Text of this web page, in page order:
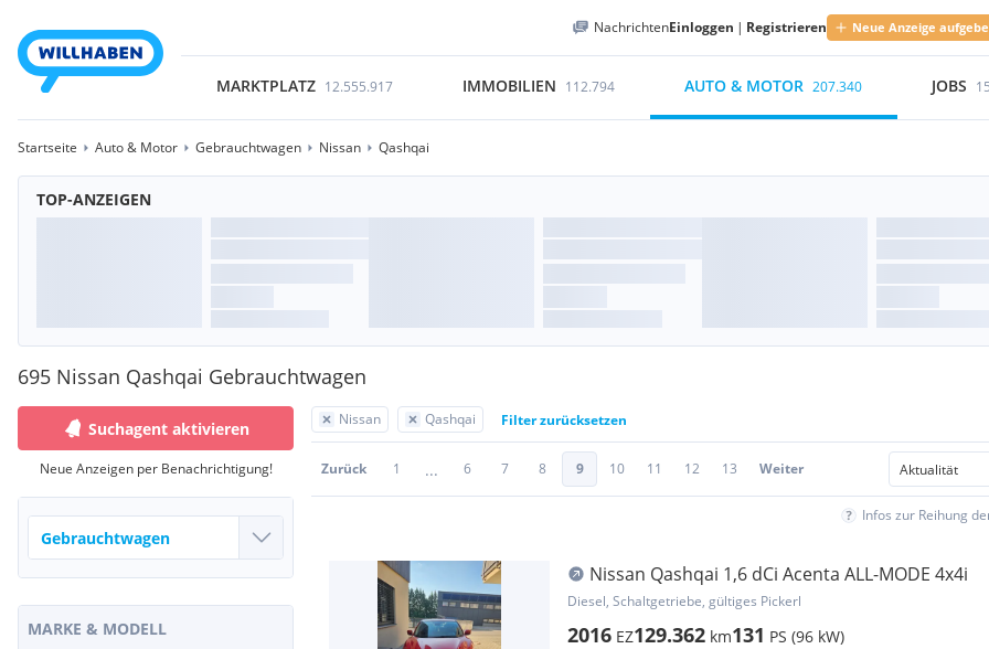
NachrichtenEinloggen | Registrieren Neue Anzeige
MARKTPLATZ 12.555.917 IMMOBILIEN 112.794 AUTO & MOTOR 207.340 JOBS
Startseite Auto & Motor Gebrauchtwagen Nissan Qashqai
TOP-ANZEIGEN
695 Nissan Qashqai Gebrauchtwagen
Nissan Qashqai Filter zurücksetzen
Zurück 1 ... 6 7 8 9 10 11 12 13 Weiter
Infos zur Reihung
Nissan Qashqai 1,6 dCi Acenta ALL-MODE 4x4i
Diesel, Schaltgetriebe, gültiges Pickerl
2016 EZ129.362 km131 PS (96 kW)
Suchagent aktivieren
Neue Anzeigen per Benachrichtigung!
MARKE & MODELL